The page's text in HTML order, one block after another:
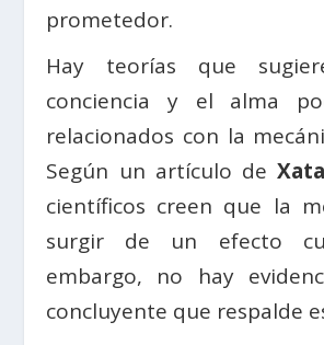
prometedor.
Hay teorías que
conciencia y el alma
relacionados con la
Según un artículo de
científicos creen que la
surgir de un efecto
embargo, no hay
concluyente que respalde